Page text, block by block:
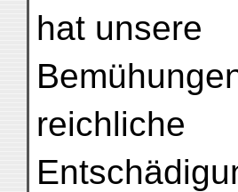
hat unsere
reichliche